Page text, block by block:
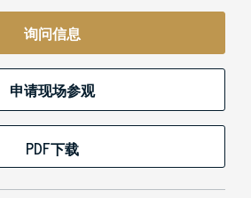
询问信息
申请现场参观
PDF下载